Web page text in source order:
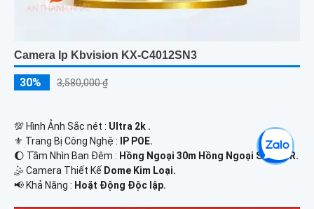
Camera Ip Kbvision KX-C4012SN3
30% 3,580,000 ₫
💯 Hình Ảnh Sắc nét : Ultra 2k .
⚜️ Trang Bị Công Nghệ :
IP POE.
🌔 Tầm Nhìn Ban Đêm : Hồng Ngoại 30m Hồng Ngoại Smart IR.
🤹 Camera Thiết Kế Dome Kim Loại.
️📢 Khả Năng : Hoặt Động Độc lập.